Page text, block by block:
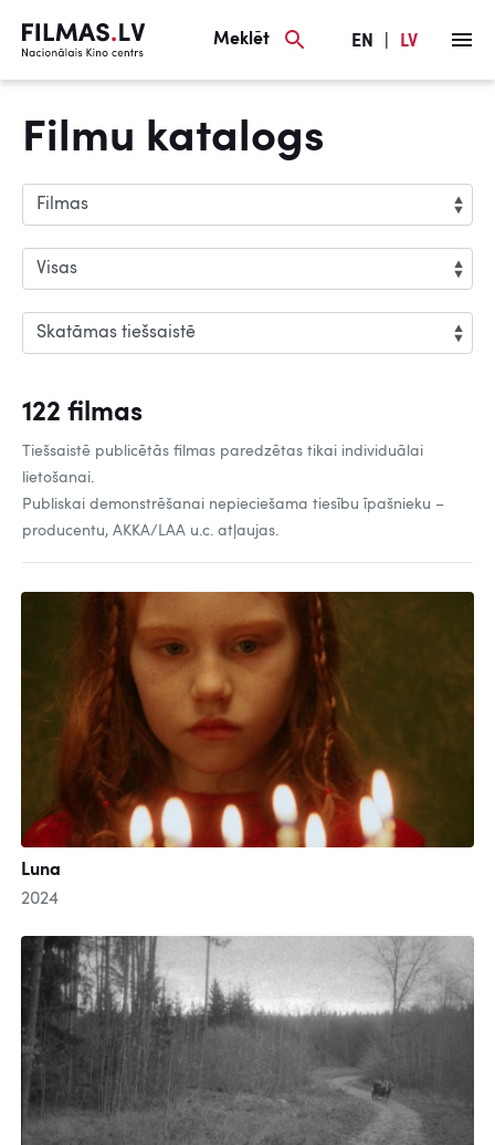
Meklēt EN LV
Filmu katalogs
122 filmas
Tiešsaistē publicētās filmas paredzētas tikai individuālai
lietošanai.
Publiskai demonstrēšanai nepieciešama tiesību īpašnieku –
producentu, AKKA/LAA u.c. atļaujas.
Luna
2024